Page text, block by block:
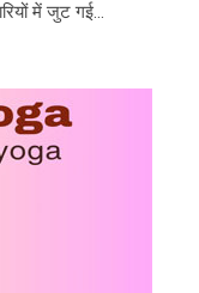
में जुट गई...